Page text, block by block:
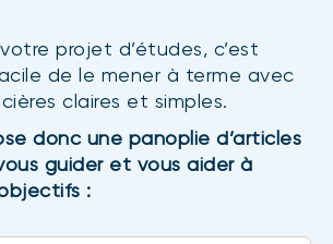
projet d’études, c’est
de le mener à terme avec
claires et simples.
donc une panoplie d’articles
guider et vous aider à
: